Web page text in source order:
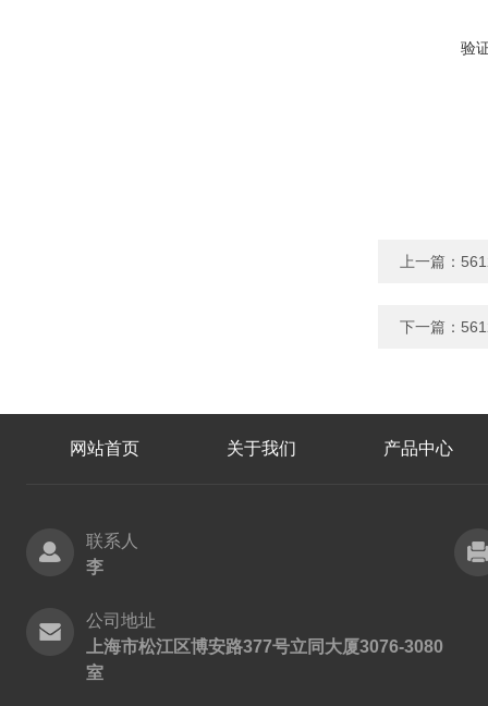
验
上一篇：
下一篇：
网站首页 关于我们 产品中心
联系人
李
公司地址
上海市松江区博安路377号立同大厦3076-3080
室